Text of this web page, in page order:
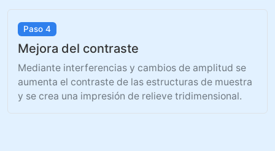
Paso 4
Mejora del contraste
Mediante interferencias y cambios de amplitud se
aumenta el contraste de las estructuras de muestra
y se crea una impresión de relieve tridimensional.